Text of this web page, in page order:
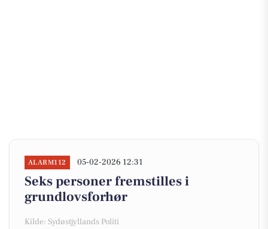
ALARM112 05-02-2026 12:31
Seks personer fremstilles i
grundlovsforhør
Kilde: Sydøstjyllands Politi